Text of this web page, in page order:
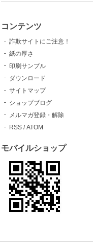
コンテンツ
詐欺サイトにご注意！
紙の厚さ
印刷サンプル
ダウンロード
サイトマップ
ショップブログ
メルマガ登録・解除
RSS /ATOM
モバイルショップ